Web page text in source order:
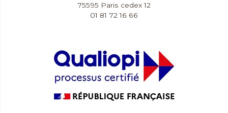
75595 Paris cedex 12
01 81 72 16 66